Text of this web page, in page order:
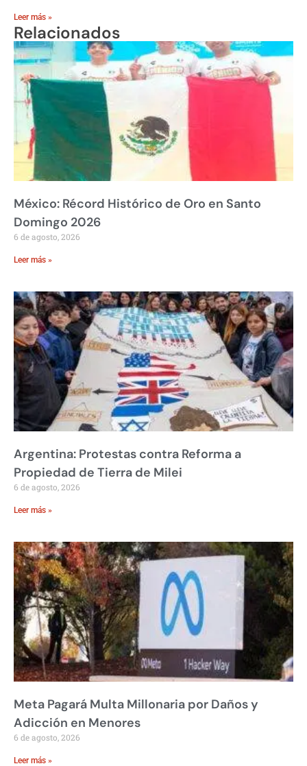
Leer más »
Relacionados
México: Récord Histórico de Oro en Santo
Domingo 2026
6 de agosto, 2026
Leer más »
Argentina: Protestas contra Reforma a
Propiedad de Tierra de Milei
6 de agosto, 2026
Leer más »
Meta Pagará Multa Millonaria por Daños y
Adicción en Menores
6 de agosto, 2026
Leer más »